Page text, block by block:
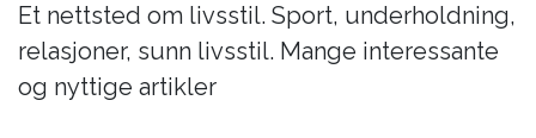
Et nettsted om livsstil. Sport, underholdning,
relasjoner, sunn livsstil. Mange interessante
og nyttige artikler